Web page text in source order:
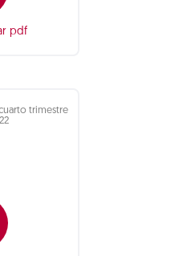
pdf
trimestre